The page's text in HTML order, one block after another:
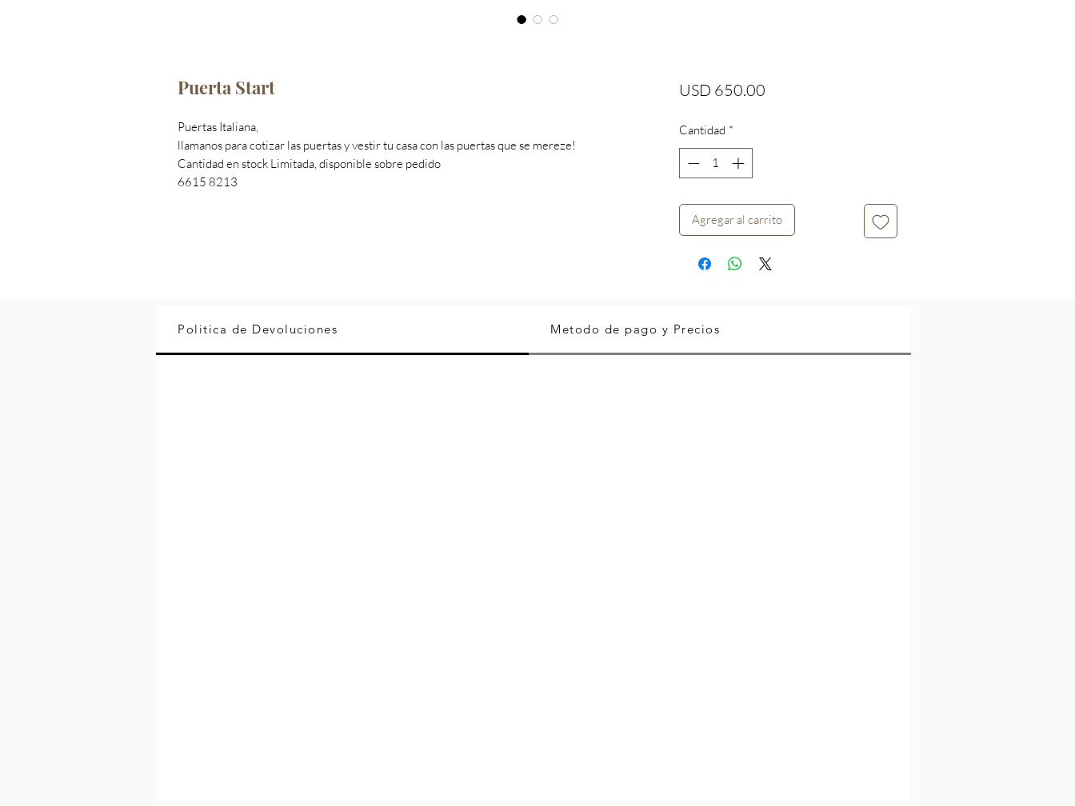
Puerta Start
Puertas Italiana,
llamanos para cotizar las puertas y vestir tu casa con las puertas que se mereze!
Cantidad en stock Limitada, disponible sobre pedido
6615 8213
USD 650.00Precio
Cantidad *
Agregar al carrito
Politica de Devoluciones Metodo de pago y Precios